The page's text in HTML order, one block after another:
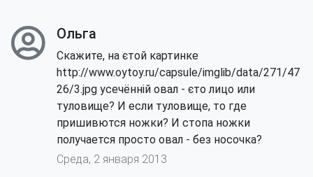
Ольга
Скажите, на єтой картинке
http://www.oytoy.ru/capsule/imglib/data/271/47
26/3.jpg усечённій овал - єто лицо или
туловище? И если туловище, то где
пришивются ножки? И стопа ножки
получается просто овал - без носочка?
Среда, 2 января 2013